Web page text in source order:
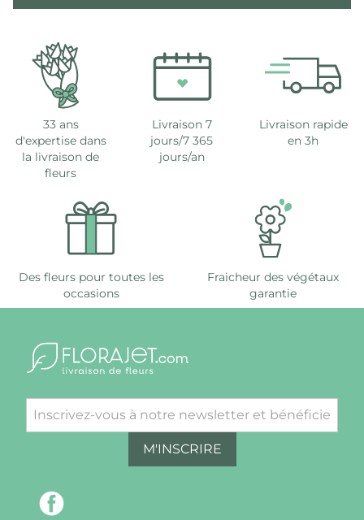
33 ans
d'expertise dans
la livraison de
fleurs
Livraison 7
jours/7 365
jours/an
Livraison rapide
en 3h
Des fleurs pour toutes les
occasions
Fraicheur des végétaux
garantie
M'INSCRIRE